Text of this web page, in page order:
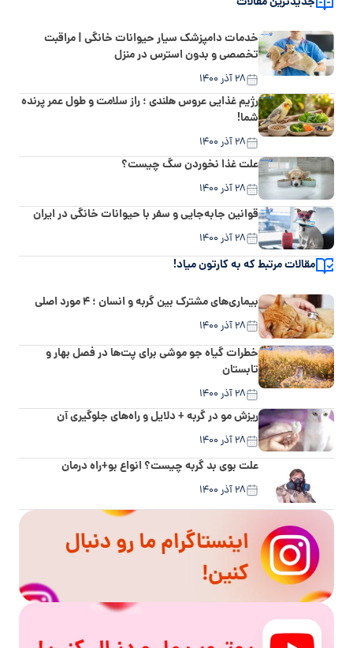
خدمات دامپزشک سیار حیوانات خانگی | مراقبت
تخصصی و بدون استرس در منزل
۲۸ آذر ۱۴۰۰
رژیم غذایی عروس هلندی ؛ راز سلامت و طول عمر پرنده
شما!
۲۸ آذر ۱۴۰۰
علت غذا نخوردن سگ چیست؟
۲۸ آذر ۱۴۰۰
قوانین جابه‌جایی و سفر با حیوانات خانگی در ایران
۲۸ آذر ۱۴۰۰
مقالات مرتبط که به کارتون میاد!
بیماری‌های مشترک بین گربه و انسان ؛ ۴ مورد اصلی
۲۸ آذر ۱۴۰۰
خطرات گیاه جو موشی برای پت‌ها در فصل بهار و
تابستان
۲۸ آذر ۱۴۰۰
ریزش مو در گربه + دلایل و راه‌های جلوگیری آن
۲۸ آذر ۱۴۰۰
علت بوی بد گربه چیست؟ انواع بو+راه درمان
۲۸ آذر ۱۴۰۰